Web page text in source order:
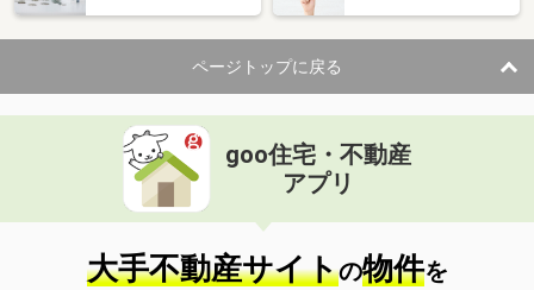
住 所
愛知県名古屋市熱田区西野町１
専有面積 40m²
間取り
2DK
愛知県名古屋市千種区千種１
価 格
住 所
愛知県名古屋市千種区千種１
専有面積 21.5m²
間取り
1K
ページトップに戻る
goo住宅・不動産
アプリ
大手不動産サイトの物件を